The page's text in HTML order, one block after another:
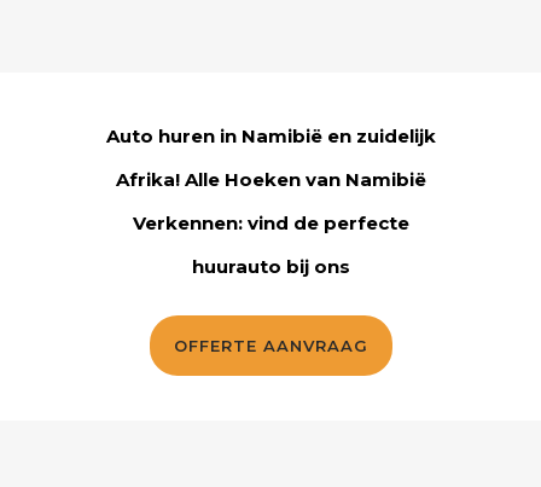
Auto huren in Namibië en zuidelijk
Afrika! Alle Hoeken van Namibië
Verkennen: vind de perfecte
huurauto bij ons
OFFERTE AANVRAAG